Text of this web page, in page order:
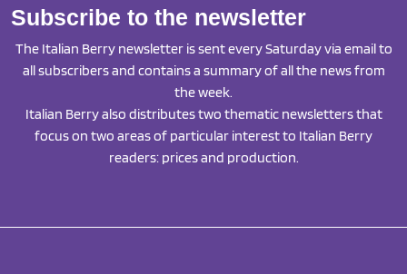
Subscribe to the newsletter
The Italian Berry newsletter is sent every Saturday via email to
all subscribers and contains a summary of all the news from
the week.
Italian Berry also distributes two thematic newsletters that
focus on two areas of particular interest to Italian Berry
readers: prices and production.